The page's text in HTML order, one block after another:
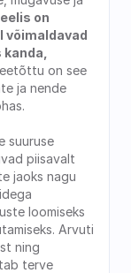
on
võimaldavad
on see
ja nende
suuruse
piisavalt
jaoks nagu
loomiseks
Arvuti
ning
terve